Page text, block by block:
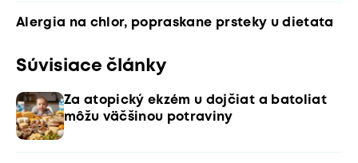
Alergia na chlor, popraskane prsteky u dietata
Súvisiace články
Za atopický ekzém u dojčiat a batoliat
môžu väčšinou potraviny